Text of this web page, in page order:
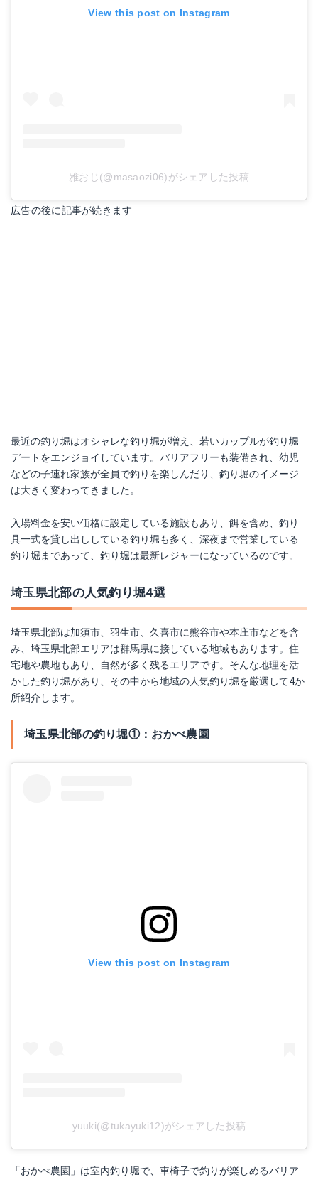
View this post on Instagram
雅おじ(@masaozi06)がシェアした投稿
広告の後に記事が続きます
最近の釣り堀はオシャレな釣り堀が増え、若いカップルが釣り堀
デートをエンジョイしています。バリアフリーも装備され、幼児
などの子連れ家族が全員で釣りを楽しんだり、釣り堀のイメージ
は大きく変わってきました。
入場料金を安い価格に設定している施設もあり、餌を含め、釣り
具一式を貸し出ししている釣り堀も多く、深夜まで営業している
釣り堀まであって、釣り堀は最新レジャーになっているのです。
埼玉県北部の人気釣り堀4選
埼玉県北部は加須市、羽生市、久喜市に熊谷市や本庄市などを含
み、埼玉県北部エリアは群馬県に接している地域もあります。住
宅地や農地もあり、自然が多く残るエリアです。そんな地理を活
かした釣り堀があり、その中から地域の人気釣り堀を厳選して4か
所紹介します。
埼玉県北部の釣り堀①：おかべ農園
View this post on Instagram
yuuki(@tukayuki12)がシェアした投稿
「おかべ農園」は室内釣り堀で、車椅子で釣りが楽しめるバリア